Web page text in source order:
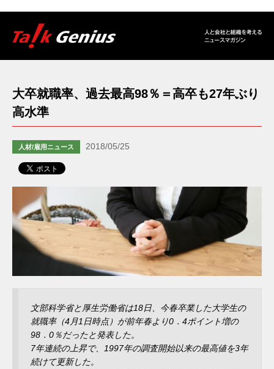
大卒就職率、過去最高98％＝高卒も27年ぶり
高水準
人材/雇用ニュース 2018/05/25
文部科学省と厚生労働省は18日、今春卒業した大学生の
就職率（4月1日時点）が前年春より0．4ポイント増の
98．0％だったと発表した。
7年連続の上昇で、1997年の調査開始以来の最高値を3年
続けて更新した。